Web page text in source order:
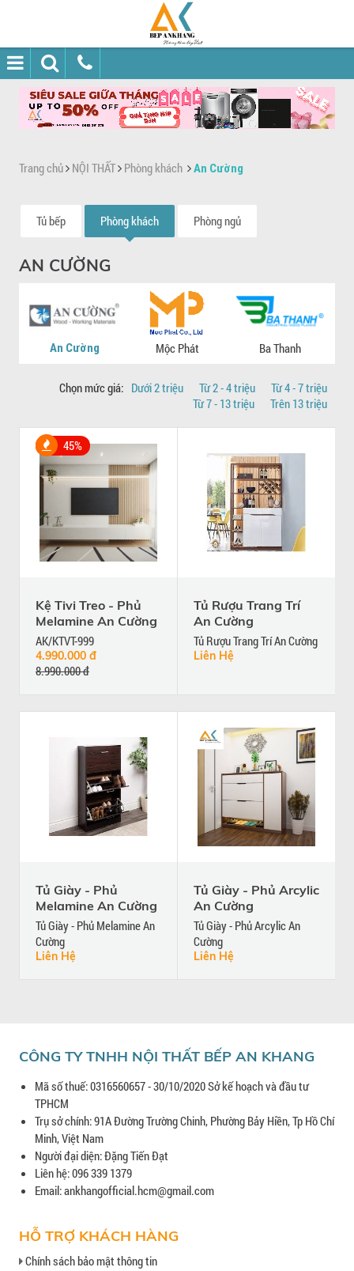
Trang chủ NỘI THẤT Phòng khách An Cường
Tủ bếp Phòng khách Phòng ngủ
AN CƯỜNG
An Cường Mộc Phát Ba Thanh
Chọn mức giá: Dưới 2 triệu Từ 2 - 4 triệu
Từ 4 - 7 triệu
Từ 7 - 13 triệu
Trên 13 triệu
45%
Kệ Tivi Treo - Phủ
Melamine An Cường
AK/KTVT-999
4.990.000 đ
8.990.000 đ
Tủ Rượu Trang Trí
An Cường
Tủ Rượu Trang Trí An Cường
Liên Hệ
Tủ Giày - Phủ
Melamine An Cường
Tủ Giày - Phủ Melamine An
Cường
Liên Hệ
Tủ Giày - Phủ Arcylic
An Cường
Tủ Giày - Phủ Arcylic An
Cường
Liên Hệ
CÔNG TY TNHH NỘI THẤT BẾP AN KHANG
Mã số thuế: 0316560657 - 30/10/2020 Sở kế hoạch và đầu tư
TPHCM
Trụ sở chính: 91A Đường Trường Chinh, Phường Bảy Hiền, Tp Hồ Chí
Minh, Việt Nam
Người đại diện: Đặng Tiến Đạt
Liên hệ: 096 339 1379
Email: ankhangofficial.hcm@gmail.com
HỖ TRỢ KHÁCH HÀNG
Chính sách bảo mật thông tin